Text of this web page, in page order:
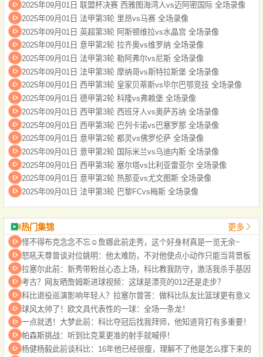
2025年09月01日 联盟杯决赛 西雅图海湾人vs迈阿密国际 全场录像
2025年09月01日 法甲第3轮 里昂vs马赛 全场录像
2025年09月01日 英超第3轮 阿斯顿维拉vs水晶宫 全场录像
2025年09月01日 意甲第2轮 拉齐奥vs维罗纳 全场录像
2025年09月01日 法甲第3轮 勒阿弗尔vs尼斯 全场录像
2025年09月01日 法甲第3轮 摩纳哥vs斯特拉斯堡 全场录像
2025年09月01日 西甲第3轮 皇家贝蒂斯vs毕尔巴鄂竞技 全场录像
2025年09月01日 德甲第2轮 科隆vs弗赖堡 全场录像
2025年09月01日 西甲第3轮 西班牙人vs奥萨苏纳 全场录像
2025年09月01日 西甲第3轮 巴列卡诺vs巴塞罗那 全场录像
2025年09月01日 意甲第2轮 都灵vs佛罗伦萨 全场录像
2025年09月01日 意甲第2轮 国际米兰vs乌迪内斯 全场录像
2025年09月01日 西甲第3轮 塞尔塔vs比利亚雷亚尔 全场录像
2025年09月01日 意甲第2轮 热那亚vs尤文图斯 全场录像
2025年09月01日 法甲第3轮 巴黎FCvs梅斯 全场录像
热门集锦 更多
怪不得布克念念不忘☺️詹娜此前走秀，这个好身材真是一览无余~
怒吼天尊曾谈对位姚明：他太难防，不对他使点小动作只能当背景板
拉塞尔此前：新秀带粉丝心态上场，科比教我防守，激活我杀手基因
考古？网友晒詹姆斯进球视频：这球是漂亮的012还是走步？
科比退役巡演影响年轻人？拉塞尔曾答：做科比队友比篮球更有意义
球风太帅了！欧文具代表性的一球：全场一条龙！
一点就透！大梦此前：科比夺冠后找我拜师，他知道背打有多重要！
帕森斯挑战：听到比克莱更准的射手就喊停！
杨健杨毅此前谈科比：16年他已经很瘦，理解不了他是怎么撑下来的